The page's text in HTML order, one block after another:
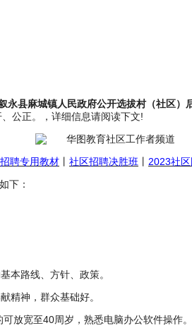
永县麻城镇人民政府公开选拔村（社区）
公正。，详细信息请阅读下文!
聘专用教材 社区招聘决胜班
2023社
下：
本路线、方针、政策。
精神，群众基础好。
放宽至40周岁，熟悉电脑办公软件操作。